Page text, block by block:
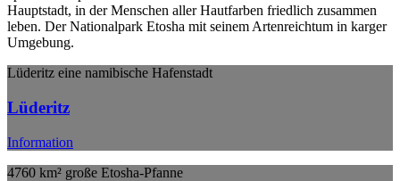
Hauptstadt, in der Menschen aller Hautfarben friedlich zusammen
leben. Der Nationalpark Etosha mit seinem Artenreichtum in karger
Umgebung.
Lüderitz eine namibische Hafenstadt
Lüderitz
Information
4760 km² große Etosha-Pfanne